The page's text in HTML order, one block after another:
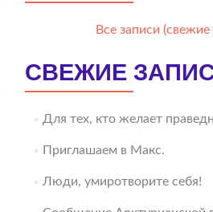
Все записи (свежие
СВЕЖИЕ
Для тех, кто желает
Приглашаем в Макс.
Люди, умиротворите себя!